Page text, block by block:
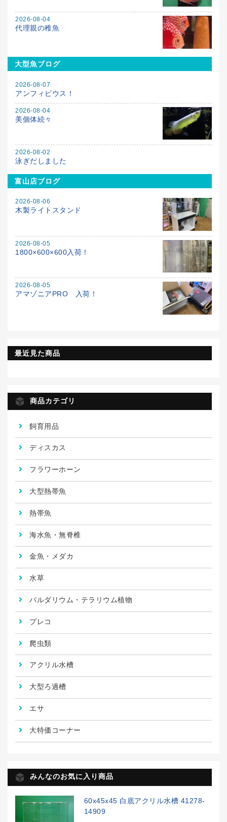
2026-08-04
代理親の稚魚
大型魚ブログ
2026-08-07
アンフィビウス！
2026-08-04
美個体続々
2026-08-02
泳ぎだしました
富山店ブログ
2026-08-06
木製ライトスタンド
2026-08-05
1800×600×600入荷！
2026-08-05
アマゾニアPRO 入荷！
最近見た商品
商品カテゴリ
飼育用品
ディスカス
フラワーホーン
大型熱帯魚
熱帯魚
海水魚・無脊椎
金魚・メダカ
水草
パルダリウム・テラリウム植物
プレコ
爬虫類
アクリル水槽
大型ろ過槽
エサ
大特価コーナー
みんなのお気に入り商品
60x45x45 白底アクリル水槽 41278-
14909